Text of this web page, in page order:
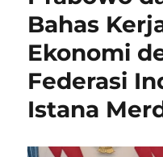
Bahas
Ekonomi
Federasi
Istana